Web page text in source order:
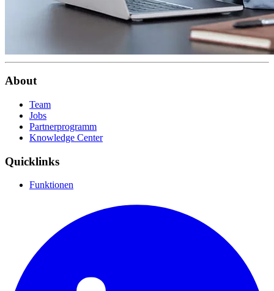
About
Team
Jobs
Partnerprogramm
Knowledge Center
Quicklinks
Funktionen